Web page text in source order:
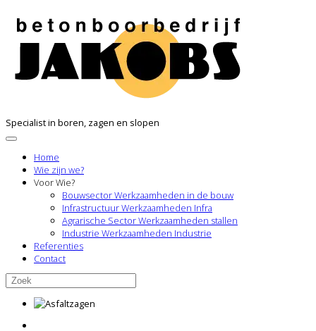
Specialist in boren, zagen en slopen
Home
Wie zijn we?
Voor Wie?
BouwsectorWerkzaamheden in de bouw
InfrastructuurWerkzaamheden Infra
Agrarische SectorWerkzaamheden stallen
Industrie Werkzaamheden Industrie
Referenties
Contact